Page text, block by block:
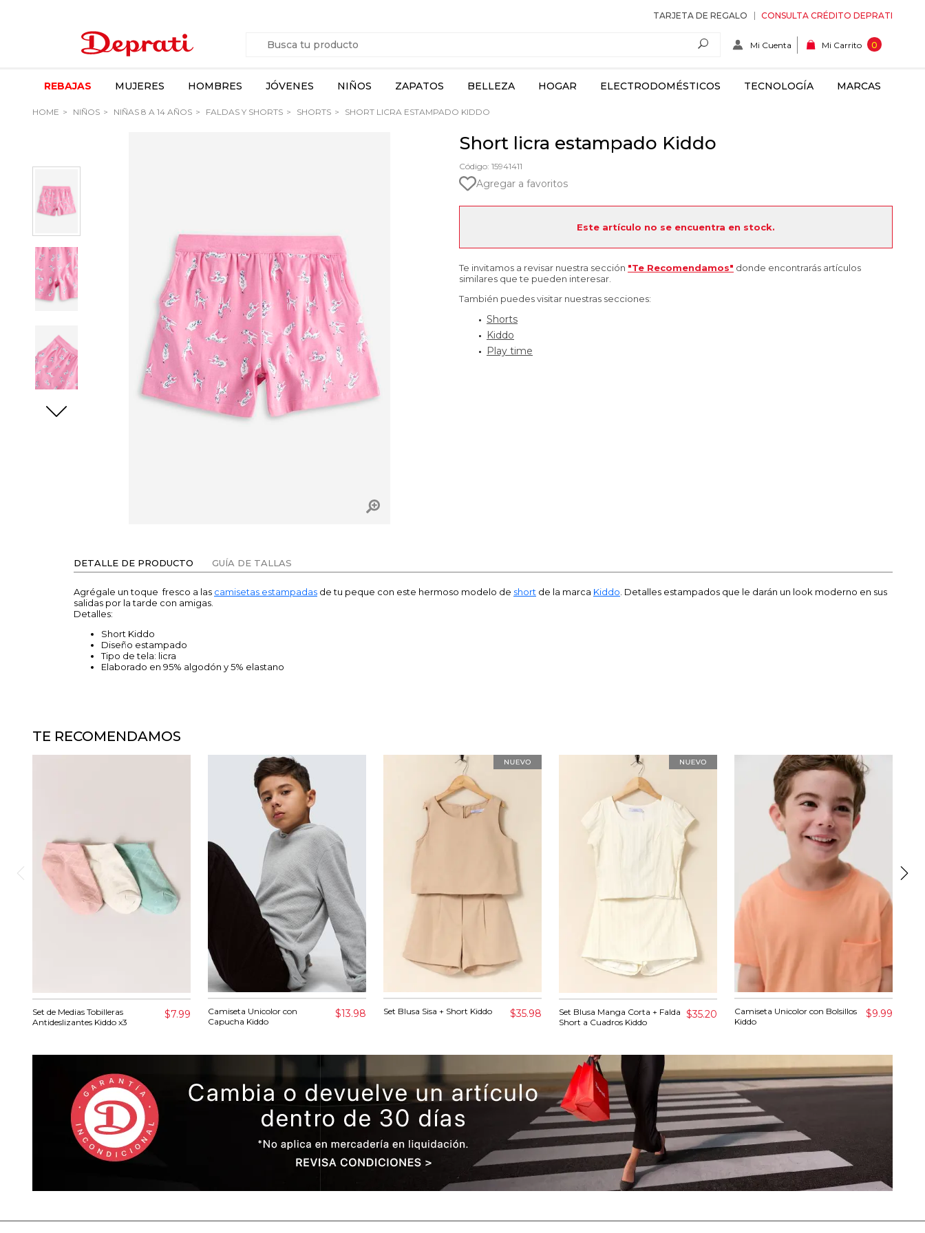
TARJETA DE REGALO CONSULTA CRÉDITO DEPRATI
Mi Cuenta Mi Carrito 0
REBAJAS MUJERES HOMBRES JÓVENES NIÑOS ZAPATOS BELLEZA HOGAR ELECTRODOMÉSTICOS TECNOLOGÍA MARCAS
HOME NIÑOS NIÑAS 8 A 14 AÑOS FALDAS Y SHORTS SHORTS SHORT LICRA ESTAMPADO KIDDO
Short licra estampado Kiddo
Código: 15941411
Agregar a favoritos
Este artículo no se encuentra en stock.
Te invitamos a revisar nuestra sección "Te Recomendamos" donde encontrarás artículos
similares que te pueden interesar.
También puedes visitar nuestras secciones:
Shorts
Kiddo
Play time
DETALLE DE PRODUCTO GUÍA DE TALLAS
Agrégale un toque fresco a las camisetas estampadas de tu peque con este hermoso modelo de short de la marca Kiddo . Detalles estampados que le darán un look moderno en sus
salidas por la tarde con amigas.
Detalles:
Short Kiddo
Diseño estampado
Tipo de tela: licra
Elaborado en 95% algodón y 5% elastano
TE RECOMENDAMOS
Set de Medias Tobilleras
Antideslizantes Kiddo x3
$7.99
Camiseta Unicolor con
Capucha Kiddo
$13.98 Set Blusa Sisa + Short Kiddo $35.98
Set Blusa Manga Corta + Falda
Short a Cuadros Kiddo
$35.20
Camiseta Unicolor con Bolsillos
Kiddo
$9.99